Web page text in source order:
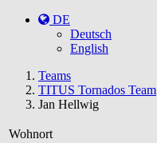
DE
Deutsch
English
here:
Teams
TITUS Tornados Team
Jan Hellwig
Wohnort